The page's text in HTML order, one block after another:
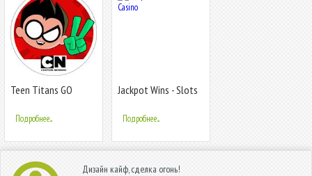
Teen Titans GO
Подробнее...
Jackpot Wins - Slots
Подробнее...
Дизайн кайф, сделка огонь!